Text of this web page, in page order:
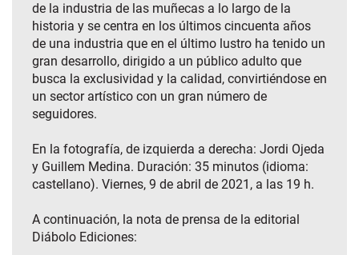
de la industria de las muñecas a lo largo de la
historia y se centra en los últimos cincuenta años
de una industria que en el último lustro ha tenido un
gran desarrollo, dirigido a un público adulto que
busca la exclusividad y la calidad, convirtiéndose en
un sector artístico con un gran número de
seguidores.
En la fotografía, de izquierda a derecha: Jordi Ojeda
y Guillem Medina. Duración: 35 minutos (idioma:
castellano). Viernes, 9 de abril de 2021, a las 19 h.
A continuación, la nota de prensa de la editorial
Diábolo Ediciones: